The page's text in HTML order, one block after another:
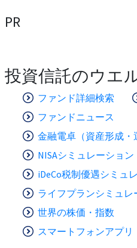
PR
投資信託のウエ
ファンド詳細検索
ファンドニュース
金融電卓（資産形成・
NISAシミュレーション
iDeCo税制優遇シミュ
ライフプランシミュレ
世界の株価・指数
スマートフォンアプリ